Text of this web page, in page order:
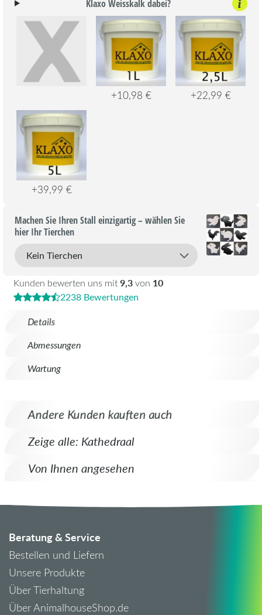
Details
Abmessungen
Wartung
Kunden bewerten uns mit9,3von 10
2238 Bewertungen
Klaxo Weisskalk dabei?
+10,98 € +22,99 €
+39,99 €
Machen Sie Ihren Stall einzigartig – wählen Sie
hier Ihr Tierchen
Andere Kunden kauften auch
Zeige alle: Kathedraal
Von Ihnen angesehen
Beratung & Service
Bestellen und Liefern
Unsere Produkte
Über Tierhaltung
Über AnimalhouseShop.de